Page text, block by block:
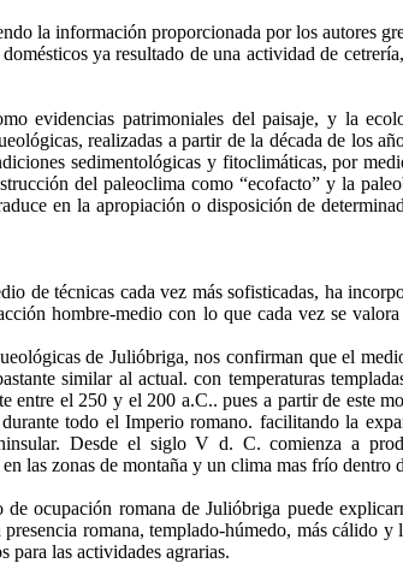
la información proporcionada por los autores
ya resultado de una actividad de
evidencias patrimoniales del paisaje, y la
realizadas a partir de la década de los
sedimentológicas y fitoclimáticas, por
del paleoclima como “ecofacto” y la
en la apropiación o disposición de
de técnicas cada vez más sofisticadas, ha
hombre-medio con lo que cada vez se
de Julióbriga, nos confirman que el
similar al actual. con temperaturas
entre el 250 y el 200 a.C.. pues a partir de este
todo el Imperio romano. facilitando la
Desde el siglo V d. C. comienza a
las zonas de montaña y un clima mas frío
ocupación romana de Julióbriga puede
romana, templado-húmedo, más cálido y
para las actividades agrarias.